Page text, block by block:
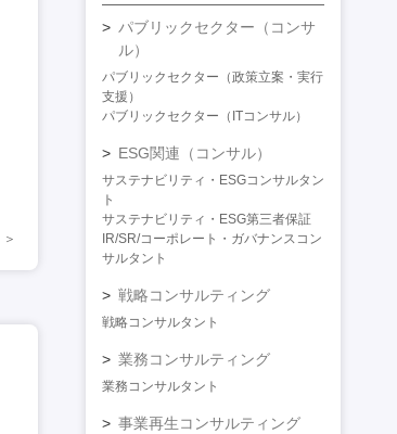
パブリックセクター（コンサ
ル）
パブリックセクター（政策立案・実行
支援）
パブリックセクター（ITコンサル）
ESG関連（コンサル）
サステナビリティ・ESGコンサルタン
ト
サステナビリティ・ESG第三者保証
IR/SR/コーポレート・ガバナンスコン
サルタント
戦略コンサルティング
戦略コンサルタント
業務コンサルティング
業務コンサルタント
事業再生コンサルティング